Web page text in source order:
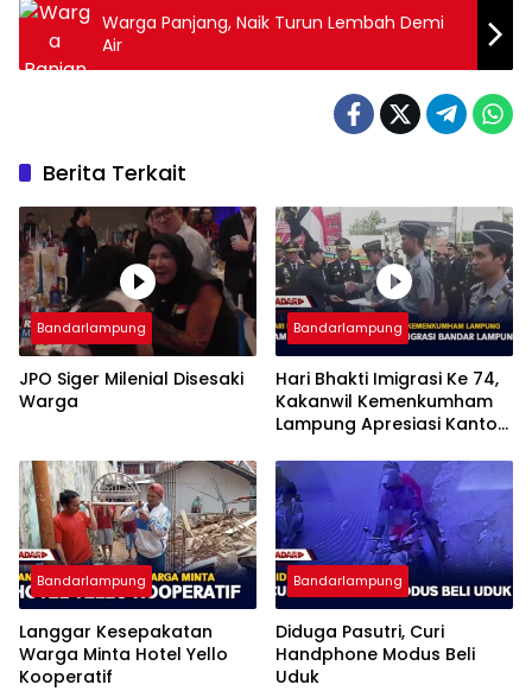
Warga Panjang, Naik Turun Lembah Demi
Air
Berita Terkait
Bandarlampung
JPO Siger Milenial Disesaki
Warga
Bandarlampung
Hari Bhakti Imigrasi Ke 74,
Kakanwil Kemenkumham
Lampung Apresiasi Kantor
Bandarlampung
Langgar Kesepakatan
Warga Minta Hotel Yello
Kooperatif
Bandarlampung
Diduga Pasutri, Curi
Handphone Modus Beli
Uduk